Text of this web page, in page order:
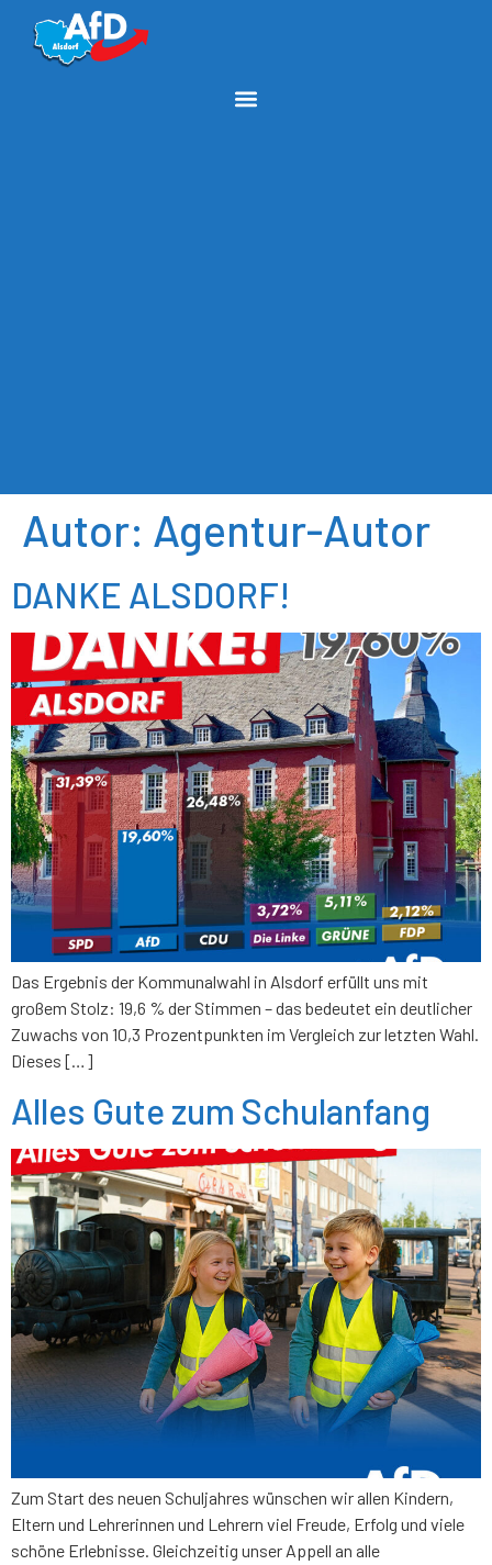
Autor: Agentur-Autor
DANKE ALSDORF!
Das Ergebnis der Kommunalwahl in Alsdorf erfüllt uns mit
großem Stolz: 19,6 % der Stimmen – das bedeutet ein deutlicher
Zuwachs von 10,3 Prozentpunkten im Vergleich zur letzten Wahl.
Dieses […]
Alles Gute zum Schulanfang
Zum Start des neuen Schuljahres wünschen wir allen Kindern,
Eltern und Lehrerinnen und Lehrern viel Freude, Erfolg und viele
schöne Erlebnisse. Gleichzeitig unser Appell an alle